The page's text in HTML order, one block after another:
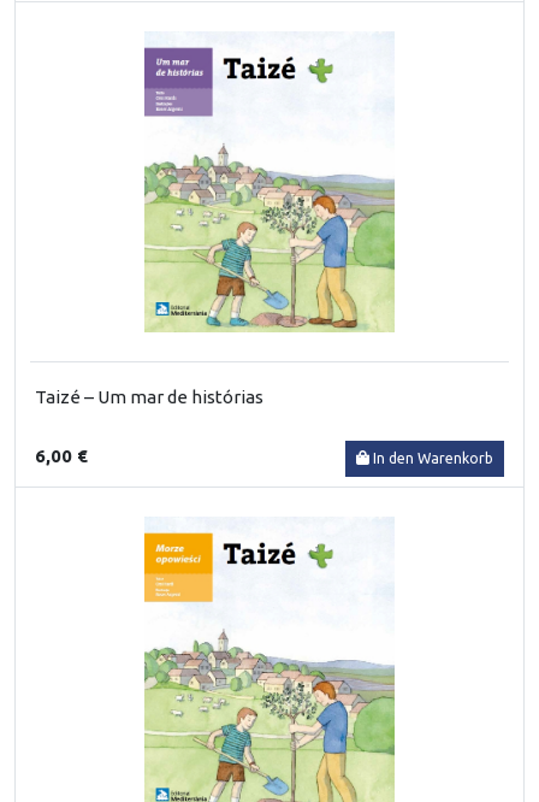
Taizé – Um mar de histórias
6,00 € In den Warenkorb